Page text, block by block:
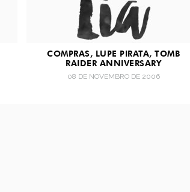
COMPRAS, LUPE PIRATA, TOMB
RAIDER ANNIVERSARY
08 DE NOVEMBRO DE 2006